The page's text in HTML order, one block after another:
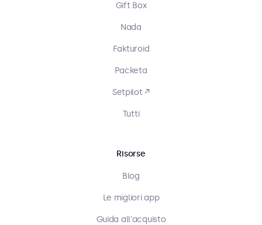
Gift Box
Nada
Fakturoid
Packeta
Setpilot ↗
Tutti
Risorse
Blog
Le migliori app
Guida all'acquisto